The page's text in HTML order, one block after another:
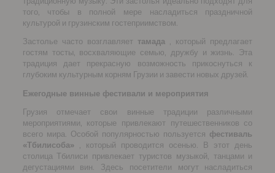
того, чтобы в полной мере насладиться праздничной
культурой и грузинским гостеприимством.
Застолье часто возглавляет тамада , который предлагает
гостям тосты, восхваляющие семью, дружбу и жизнь. Эта
традиция дает прекрасную возможность прикоснуться к
глубоким культурным корням Грузии и завести новых друзей.
Ежегодные винные фестивали и мероприятия
Грузия отмечает свои винные традиции различными
мероприятиями, которые привлекают путешественников со
всего мира. Особой популярностью пользуется фестиваль
«Тбилисоба», который проводится осенью. В этот день
столица Тбилиси привлекает туристов музыкой, танцами и
дегустациями вин. Здесь посетители могут насладиться